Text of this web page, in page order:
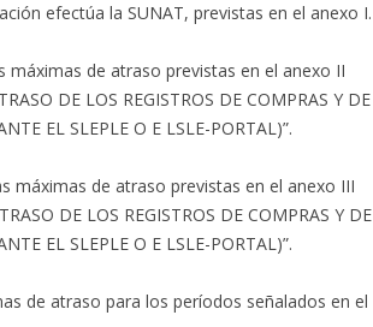
efectúa la SUNAT, previstas en el anexo I.
de atraso previstas en el anexo II
DE LOS REGISTROS DE COMPRAS Y DE
EL SLEPLE O E LSLE-PORTAL)”.
máximas de atraso previstas en el anexo III
DE LOS REGISTROS DE COMPRAS Y DE
EL SLEPLE O E LSLE-PORTAL)”.
de atraso para los períodos señalados en el